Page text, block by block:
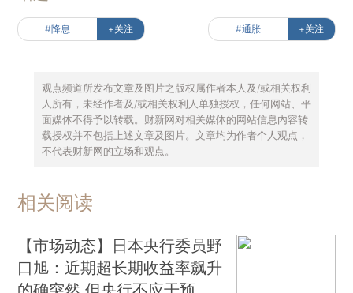
#降息 +关注 #通胀 +关注
观点频道所发布文章及图片之版权属作者本人及/或相关权利
人所有，未经作者及/或相关权利人单独授权，任何网站、平
面媒体不得予以转载。财新网对相关媒体的网站信息内容转
载授权并不包括上述文章及图片。文章均为作者个人观点，
不代表财新网的立场和观点。
相关阅读
【市场动态】日本央行委员野
口旭：近期超长期收益率飙升